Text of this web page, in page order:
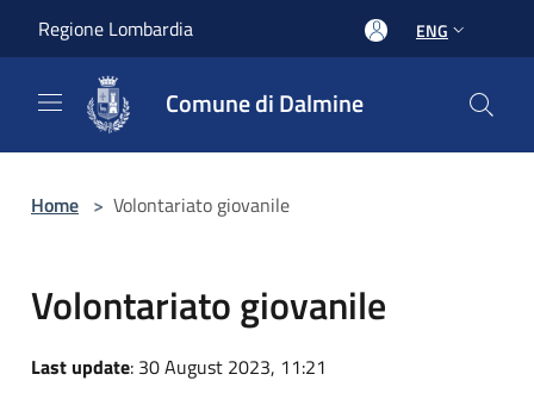
Regione Lombardia ENG
Comune di Dalmine
Home > Volontariato giovanile
Volontariato giovanile
Last update: 30 August 2023, 11:21